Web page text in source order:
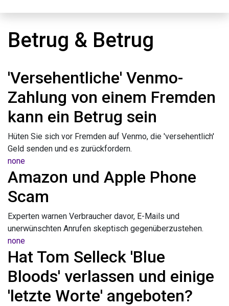
Betrug & Betrug
'Versehentliche' Venmo-
Zahlung von einem Fremden
kann ein Betrug sein
Hüten Sie sich vor Fremden auf Venmo, die 'versehentlich'
Geld senden und es zurückfordern.
none
Amazon und Apple Phone
Scam
Experten warnen Verbraucher davor, E-Mails und
unerwünschten Anrufen skeptisch gegenüberzustehen.
none
Hat Tom Selleck 'Blue
Bloods' verlassen und einige
'letzte Worte' angeboten?